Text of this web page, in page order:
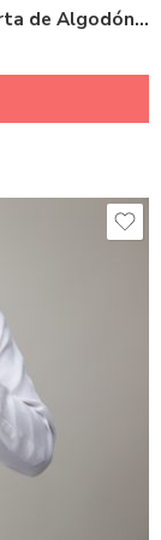
Filipina infantil Mod. Timoteo Manga Corta de Algodón Color Beige Talla 1